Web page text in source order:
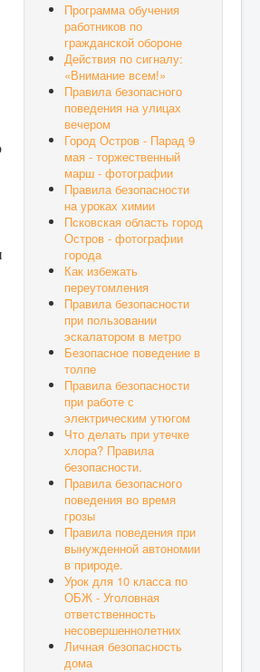
Программа обучения
работников по
гражданской обороне
Действия по сигналу:
«Внимание всем!»
Правила безопасного
поведения на улицах
вечером
Город Остров - Парад 9
мая - торжественный
марш - фотографии
Правила безопасности
на уроках химии
Псковская область город
Остров - фотографии
города
Как избежать
переутомления
Правила безопасности
при пользовании
эскалатором в метро
Безопасное поведение в
толпе
Правила безопасности
при работе с
электрическим утюгом
Что делать при утечке
хлора? Правила
безопасности.
Правила безопасного
поведения во время
грозы
Правила поведения при
вынужденной автономии
в природе.
Урок для 10 класса по
ОБЖ - Уголовная
ответственность
несовершеннолетних
Личная безопасность
дома